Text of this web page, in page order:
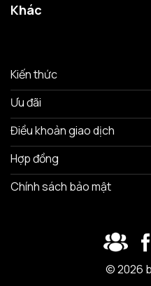
Khác
Kiến thức
Ưu đãi
Điều khoản giao dịch
Hợp đồng
Chính sách bảo mật
© 2026